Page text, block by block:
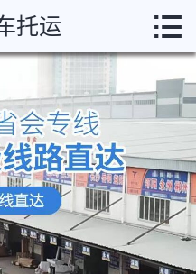
华北地区
华东地区
东北地区
华中地区
托运 